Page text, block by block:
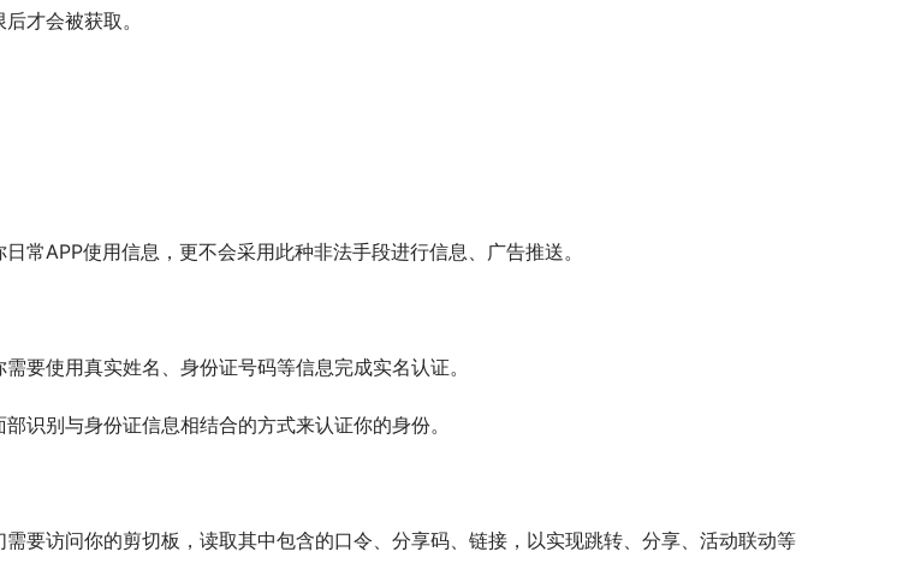
才会被获取。
常APP使用信息，更不会采用此种非法手段进行信息、广告推送。
要使用真实姓名、身份证号码等信息完成实名认证。
识别与身份证信息相结合的方式来认证你的身份。
要访问你的剪切板，读取其中包含的口令、分享码、链接，以实现跳转、分享、活动联动等